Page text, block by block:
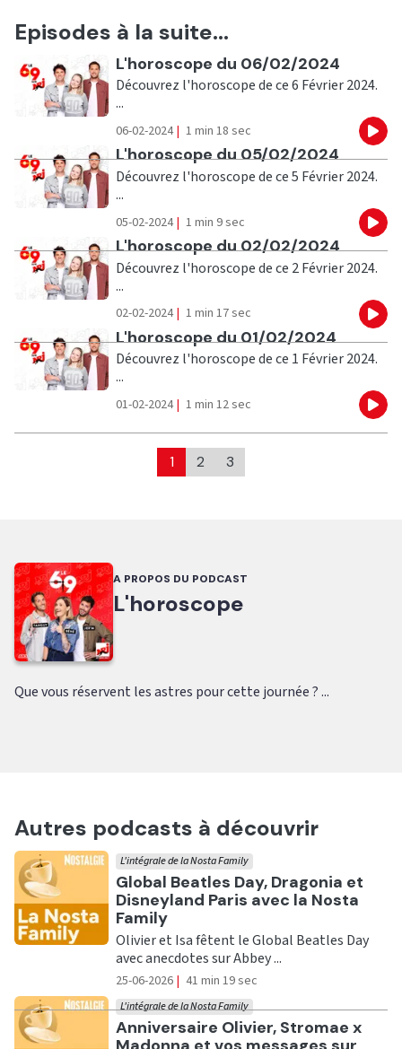
Episodes à la suite...
Ecouter
L'horoscope du 06/02/2024
Découvrez l'horoscope de ce 6 Février 2024.
...
06-02-2024 | 1 min 18 sec
Ecouter
L'horoscope du 05/02/2024
Découvrez l'horoscope de ce 5 Février 2024.
...
05-02-2024 | 1 min 9 sec
Ecouter
L'horoscope du 02/02/2024
Découvrez l'horoscope de ce 2 Février 2024.
...
02-02-2024 | 1 min 17 sec
Ecouter
L'horoscope du 01/02/2024
Découvrez l'horoscope de ce 1 Février 2024.
...
01-02-2024 | 1 min 12 sec
1 2 3
A PROPOS DU PODCAST
L'horoscope
Que vous réservent les astres pour cette journée ? ...
Autres podcasts à découvrir
Ecouter
Global Beatles Day, Dragonia et
Disneyland Paris avec la Nosta
Family
L'intégrale de la Nosta Family
Olivier et Isa fêtent le Global Beatles Day
avec anecdotes sur Abbey ...
25-06-2026 | 41 min 19 sec
Ecouter
Anniversaire Olivier, Stromae x
L'intégrale de la Nosta Family